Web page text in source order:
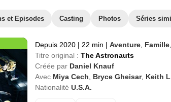
et Episodes Casting Photos Séries
Depuis 2020 | 22 min | Aventure Famille
Titre original : The Astronauts
Créée par Daniel Knauf
Avec Miya Cech Bryce Gheisar, Keith
Nationalité U.S.A.